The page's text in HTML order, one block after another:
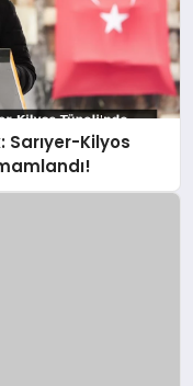
Sarıyer-Kilyos